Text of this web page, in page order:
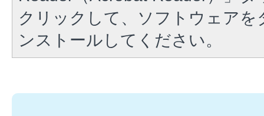
クリックして、ソフトウェア
ンストールしてください。